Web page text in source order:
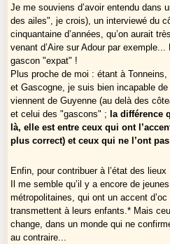
Je me souviens d’avoir entendu dans
des ailes", je crois), un interviewé du
cinquantaine d’années, qu’on aurait
venant d’Aire sur Adour par
gascon "expat" !
Plus proche de moi : étant à
et Gascogne, je suis bien incapable
viennent de Guyenne (au delà des
et celui des "gascons" ; la différence
là, elle est entre ceux qui ont
plus correct) et ceux qui ne l’ont pas
Enfin, pour contribuer à l’état des lieux
Il me semble qu’il y a encore de
métropolitaines, qui ont un accent
transmettent à leurs enfants.* Mais
change, dans un monde qui ne
au contraire...